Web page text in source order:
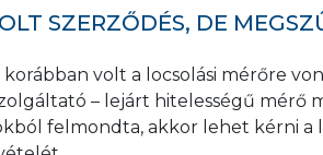
Vízművek Zrt. honlapján
és beépítésének műszaki
legyen elvégezve,
nyomás alatt legyen.
SZERZŐDÉS, DE
volt a locsolási mérőre
– lejárt hitelességű mérő
felmondta, akkor lehet kérni a